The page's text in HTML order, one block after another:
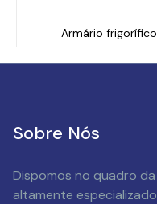
Armário frigorífico
Sobre Nós
Dispomos no quadro
altamente